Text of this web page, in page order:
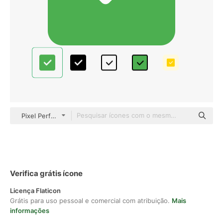
Pixel Perfect Flat
Verifica grátis ícone
Licença Flaticon
Grátis para uso pessoal e comercial com atribuição. Mais
informações